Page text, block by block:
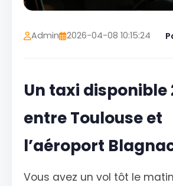
Admin 2026-04-08 10:15:24
Un taxi disponible
entre Toulouse et
l’aéroport
Vous avez un vol tôt le